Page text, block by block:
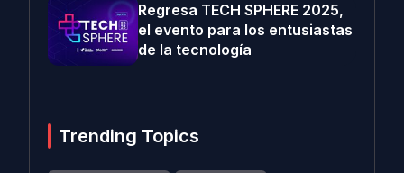
Regresa TECH SPHERE 2025,
el evento para los entusiastas
de la tecnología
Trending Topics